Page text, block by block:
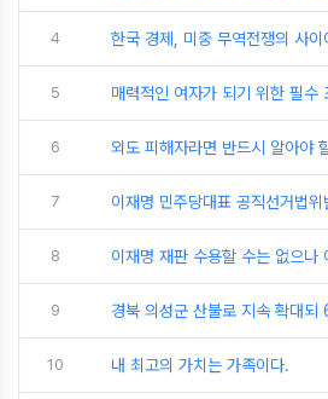
4 한국 경제, 미중 무역전쟁의 사
5 매력적인 여자가 되기 위한 필수
6 외도 피해자라면 반드시 알아야
7 이재명 민주당대표 공직선거법
8 이재명 재판 수용할 수는 없으나
9 경북 의성군 산불로 지속 확대되
10 내 최고의 가치는 가족이다.